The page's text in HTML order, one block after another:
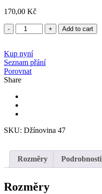
170,00 Kč
UPcyklovaná
kosmetická
Ari1
quantity
Add to cart
Kup nyní
Seznam přání
Porovnat
Share
SKU: Džínovina 47
Rozměry Podrobnosti
Rozměry